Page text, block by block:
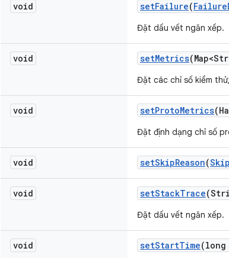
void setFailure(Failure
Đặt dấu vết ngăn xếp.
void setMetrics
Đặt các chỉ số kiểm
void setProtoMetrics
Đặt định dạng chỉ số
void setSkipReason(Skip
void setStackTrace
Đặt dấu vết ngăn xếp.
void setStartTime